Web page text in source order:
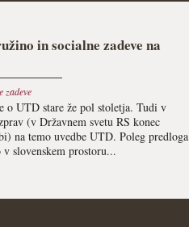
in socialne zadeve na
zadeve
o UTD stare že pol stoletja. Tudi v
(v Državnem svetu RS konec
na temo uvedbe UTD. Poleg predloga
slovenskem prostoru...